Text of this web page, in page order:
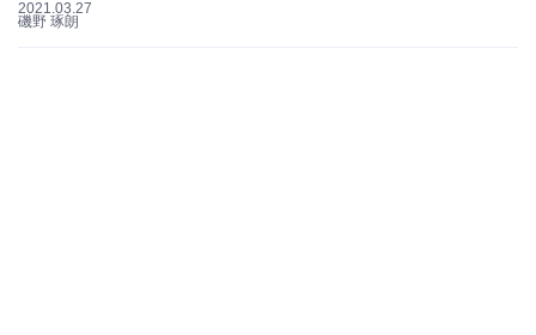
2021.03.27
磯野 琢朗